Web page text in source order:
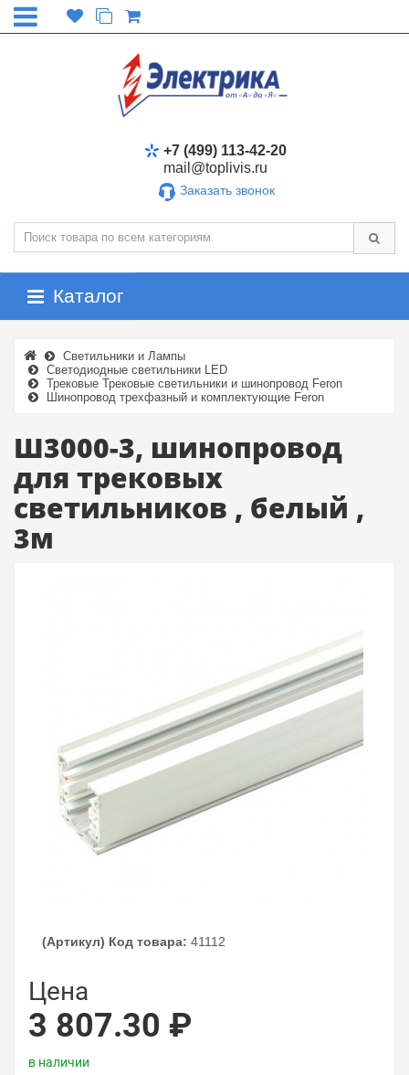
+7 (499) 113-42-20
mail@toplivis.ru
Заказать звонок
Каталог
Светильники и Лампы
Светодиодные светильники LED
Трековые Трековые светильники и шинопровод Feron
Шинопровод трехфазный и комплектующие Feron
Ш3000-3, шинопровод
для трековых
светильников , белый ,
3м
(Артикул) Код товара: 41112
Цена
3 807.30 ₽
в наличии